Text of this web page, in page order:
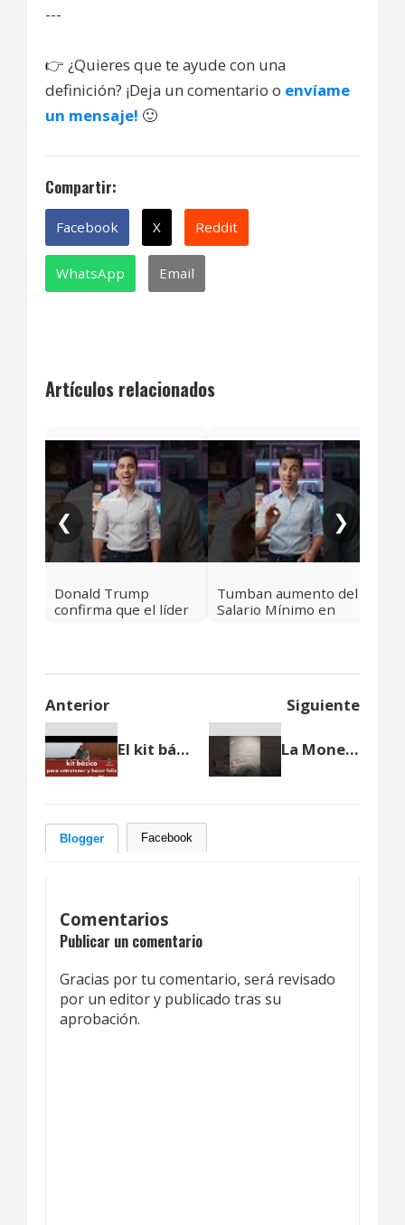
---
👉 ¿Quieres que te ayude con una
definición? ¡Deja un comentario o envíame
un mensaje! 🙂
Compartir:
Facebook X Reddit
WhatsApp Email
Artículos relacionados
❮
Donald Trump
confirma que el líder
Tumban aumento del
Salario Mínimo en
❯
Anterior Siguiente
El kit básico para entretener y hacer feliz a un gato La Moneda de 10.000 pesos de Colombia en detalle
Blogger Facebook
Comentarios
Publicar un comentario
Gracias por tu comentario, será revisado
por un editor y publicado tras su
aprobación.